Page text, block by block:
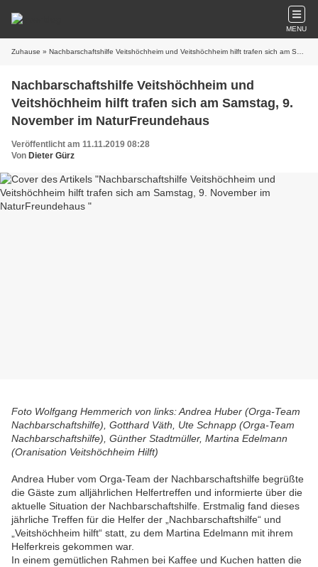
MENU
Zuhause » Nachbarschaftshilfe Veitshöchheim und Veitshöchheim hilft trafen sich am Samstag, 9. November im NaturFreundehaus
Nachbarschaftshilfe Veitshöchheim und
Veitshöchheim hilft trafen sich am Samstag, 9.
November im NaturFreundehaus
Veröffentlicht am 11.11.2019 08:28
Von Dieter Gürz
Foto Wolfgang Hemmerich von links: Andrea Huber (Orga-Team
Nachbarschaftshilfe), Gotthard Väth, Ute Schnapp (Orga-Team
Nachbarschaftshilfe), Günther Stadtmüller, Martina Edelmann
(Oranisation Veitshöchheim Hilft)
Andrea Huber vom Orga-Team der Nachbarschaftshilfe begrüßte
die Gäste zum alljährlichen Helfertreffen und informierte über die
aktuelle Situation der Nachbarschaftshilfe. Erstmalig fand dieses
jährliche Treffen für die Helfer der „Nachbarschaftshilfe“ und
„Veitshöchheim hilft“ statt, zu dem Martina Edelmann mit ihrem
Helferkreis gekommen war.
In einem gemütlichen Rahmen bei Kaffee und Kuchen hatten die